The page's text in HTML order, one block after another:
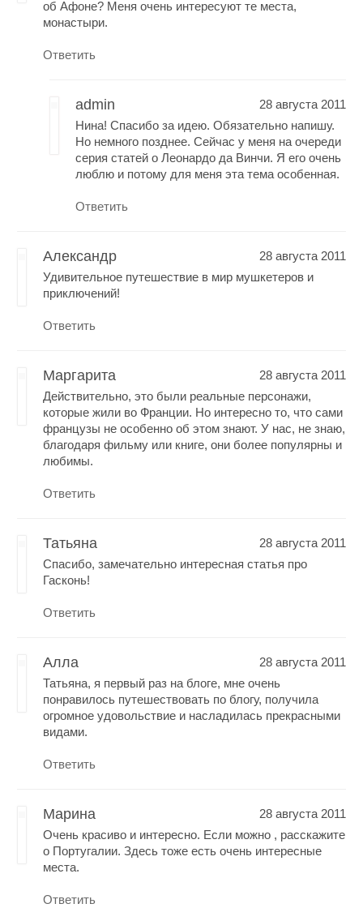
об Афоне? Меня очень интересуют те места,
монастыри.
Ответить
admin
28 августа 2011
Нина! Спасибо за идею. Обязательно напишу.
Но немного позднее. Сейчас у меня на очереди
серия статей о Леонардо да Винчи. Я его очень
люблю и потому для меня эта тема особенная.
Ответить
Александр
28 августа 2011
Удивительное путешествие в мир мушкетеров и
приключений!
Ответить
Маргарита
28 августа 2011
Действительно, это были реальные персонажи,
которые жили во Франции. Но интересно то, что сами
французы не особенно об этом знают. У нас, не знаю,
благодаря фильму или книге, они более популярны и
любимы.
Ответить
Татьяна
28 августа 2011
Спасибо, замечательно интересная статья про
Гасконь!
Ответить
Алла
28 августа 2011
Татьяна, я первый раз на блоге, мне очень
понравилось путешествовать по блогу, получила
огромное удовольствие и насладилась прекрасными
видами.
Ответить
Марина
28 августа 2011
Очень красиво и интересно. Если можно , расскажите
о Португалии. Здесь тоже есть очень интересные
места.
Ответить